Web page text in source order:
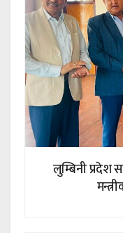
लुम्बिनी प्रदेश